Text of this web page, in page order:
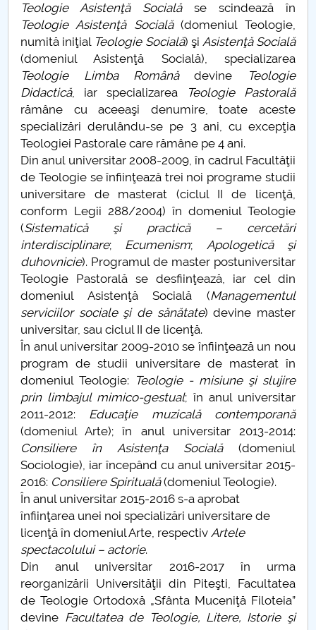
Raportul Conducerii Centrului Universitar Pitești
privind implementarea Planului Operațional 2020-
2024
Parteneri CUP
Centrul de Consiliere și Orientare în Carieră
Chestionar angajabilitate ALUMNI – UPB
CAR2026
MENIU CANTINA
Istoric
Programe licentă teologie
Programe master teologie
Programare examene
Cercetare
Program consultaţii cadre didactice
Licenţă/Disertaţie
Simpozion Impactul violentei și al adicțiilor în
cadrul tinerei generații și acțiunile de asistență
socială
Alegeri academice DT 2024-2029
Teologie Asistenţă Socialăse scindează în
Teologie Asistenţă Socială(domeniul Teologie,
numită iniţial Teologie Socială) şi Asistenţă Socială
(domeniul Asistenţă Socială), specializarea
Teologie Limba Românădevine
Teologie
Didactică, iar specializarea
Teologie Pastorală
rămâne cu aceeaşi denumire, toate aceste
specializări derulându-se pe 3 ani, cu excepţia
Teologiei Pastorale care rămâne pe 4 ani.
Din anul universitar 2008-2009, în cadrul Facultăţii
de Teologie se înfiinţează trei noi programe studii
universitare de masterat (ciclul II de licenţă,
conform Legii 288/2004) în domeniul Teologie
(Sistematică şi practică – cercetări
interdisciplinare; Ecumenism; Apologetică şi
duhovnicie). Programul de master postuniversitar
Teologie Pastorală se desfiinţează, iar cel din
domeniul Asistenţă Socială (Managementul
serviciilor sociale şi de sănătate) devine master
universitar, sau ciclul II de licenţă.
În anul universitar 2009-2010 se înfiinţează un nou
program de studii universitare de masterat în
domeniul Teologie: Teologie - misiune şi slujire
prin limbajul mimico-gestual; în anul universitar
2011-2012: Educaţie muzicală contemporană
(domeniul Arte); în anul universitar 2013-2014:
Consiliere în Asistenţa Socială(domeniul
Sociologie), iar începând cu anul universitar 2015-
2016: Consiliere Spirituală(domeniul Teologie).
În anul universitar 2015-2016 s-a aprobat
înfiinţarea unei noi specializări universitare de
licenţă în domeniul Arte, respectivArtele
spectacolului – actorie.
Din anul universitar 2016-2017 în urma
reorganizării Universităţii din Piteşti, Facultatea
de Teologie Ortodoxă „Sfânta Muceniţă Filoteia”
devine Facultatea de Teologie, Litere, Istorie şi